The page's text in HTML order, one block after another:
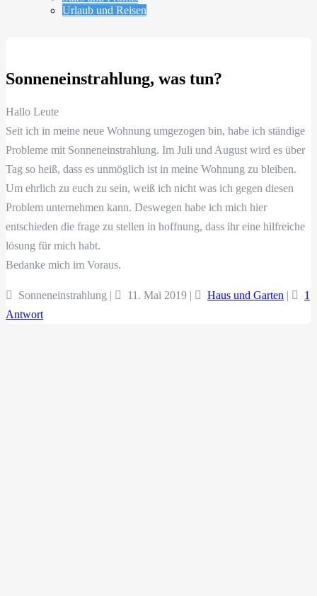
Urlaub und Reisen
Sonneneinstrahlung, was tun?
Hallo Leute
Seit ich in meine neue Wohnung umgezogen bin, habe ich ständige
Probleme mit Sonneneinstrahlung. Im Juli und August wird es über
Tag so heiß, dass es unmöglich ist in meine Wohnung zu bleiben.
Um ehrlich zu euch zu sein, weiß ich nicht was ich gegen diesen
Problem unternehmen kann. Deswegen habe ich mich hier
entschieden die frage zu stellen in hoffnung, dass ihr eine hilfreiche
lösung für mich habt.
Bedanke mich im Voraus.
Sonneneinstrahlung | 11. Mai 2019 | Haus und Garten |
1
Antwort